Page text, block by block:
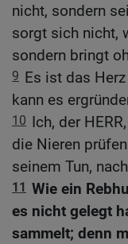
nicht, sondern
sorgt sich nicht,
sondern bringt
9 Es ist das
kann es
10 Ich, der
die Nieren
seinem Tun,
11 Wie ein
es nicht gelegt
sammelt; denn